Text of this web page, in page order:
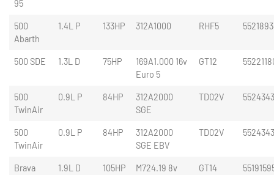
95
500
Abarth
1.4L P 133HP 312A1000 RHF5
500 SDE 1.3L D 75HP
169A1.000 16v
Euro 5
GT12
500
TwinAir
0.9L P 84HP
312A2000
SGE
TD02V
500
TwinAir
0.9L P 84HP
312A2000
SGE EBV
TD02V
Brava 1.9L D 105HP M724.19 8v GT14